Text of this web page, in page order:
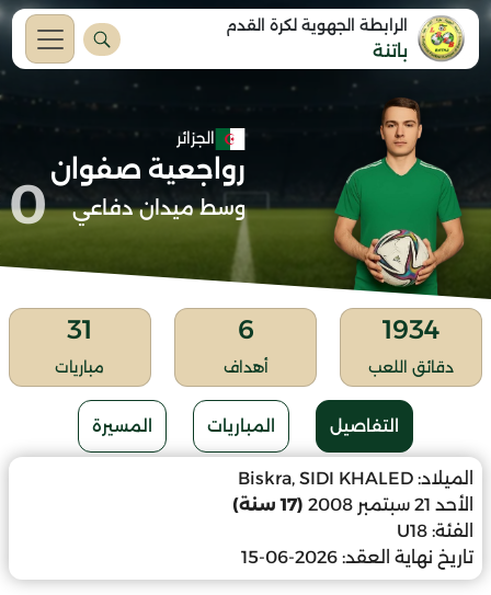
الرابطة الجهوية لكرة القدم
باتنة
الجزائر
رواجعية صفوان
وسط ميدان دفاعي 0
1934
دقائق اللعب
6
أهداف
31
مباريات
التفاصيل المباريات المسيرة
الميلاد: Biskra, SIDI KHALED
الأحد 21 سبتمبر 2008
(17 سنة)
الفئة: U18
تاريخ نهاية العقد: 2026-06-15